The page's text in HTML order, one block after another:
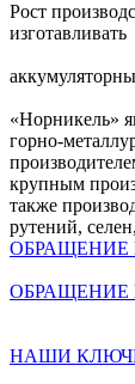
Рост
изготавливать
«Норникель»
горно-
крупным
также
рутений,
ОБРАЩЕНИЕ
ОБРАЩЕНИЕ
НАШИ